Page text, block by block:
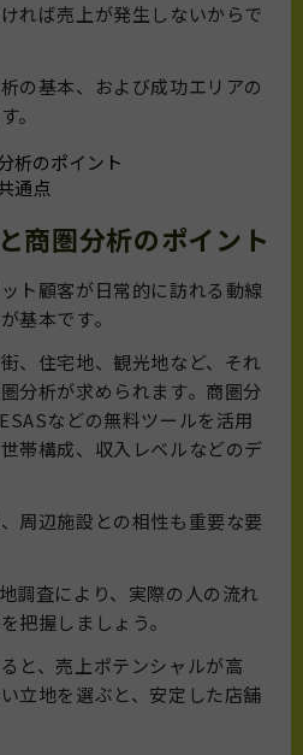
れば売上が発生しないからで
の基本、および成功エリアの
。
析のポイント
通点
商圏分析のポイント
ト顧客が日常的に訪れる動線
基本です。
、住宅地、観光地など、それ
分析が求められます。商圏分
などの無料ツールを活用
帯構成、収入レベルなどのデ
周辺施設との相性も重要な要
調査により、実際の人の流れ
把握しましょう。
と、売上ポテンシャルが高
立地を選ぶと、安定した店舗